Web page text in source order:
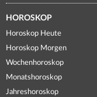
HOROSKOP
Horoskop Heute
Horoskop Morgen
Wochenhoroskop
Monatshoroskop
Jahreshoroskop